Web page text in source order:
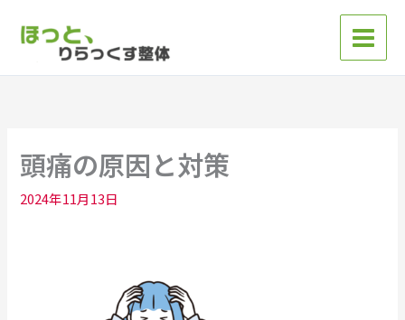
ス
頭痛の原因と対策
2024年11月13日